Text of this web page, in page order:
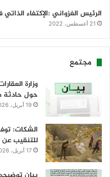
الرئيس الغزواني :الإكتفاء
21 أغسطس، 2022
مجتمع
وزارة
حول حادثة
19 أبريل، 2026
الشكات:
للتنقيب
17 أبريل، 2026